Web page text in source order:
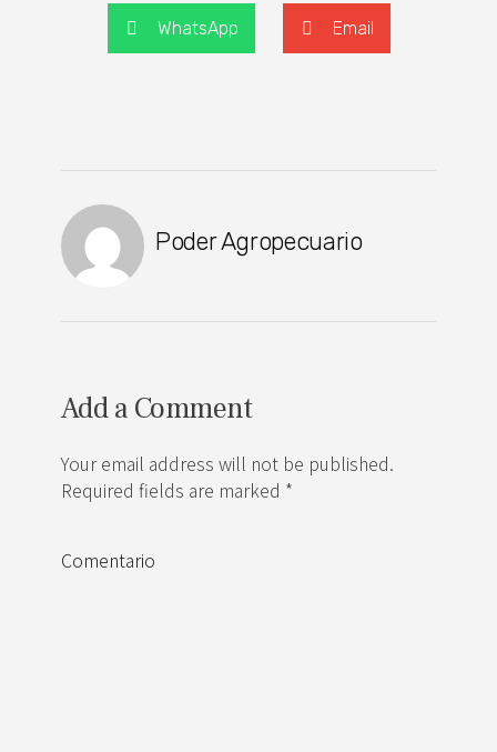
WhatsApp Email
Poder Agropecuario
Add a Comment
Your email address will not be published.
Required fields are marked *
Comentario